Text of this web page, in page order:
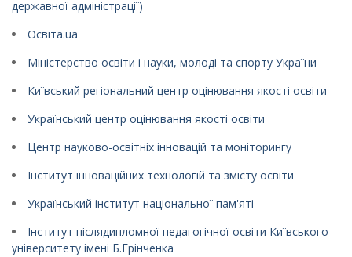
державної адміністрації)
Освіта.ua
Міністерство освіти і науки, молоді та спорту України
Київський регіональний центр оцінювання якості освіти
Український центр оцінювання якості освіти
Центр науково-освітніх інновацій та моніторингу
Інститут інноваційних технологій та змісту освіти
Український інститут національної пам'яті
Інститут післядипломної педагогічної освіти Київського
університету імені Б.Грінченка